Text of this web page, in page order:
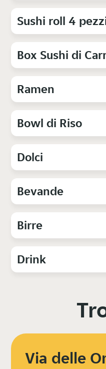
Sushi roll 4
Box Sushi di
Ramen
Bowl di Riso
Dolci
Bevande
Birre
Drink
Via delle